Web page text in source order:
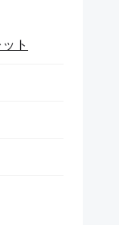
ト
被災された方々
学生の皆様や地
の中には、被災
。ボランティア